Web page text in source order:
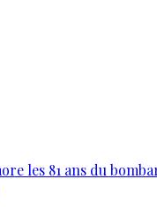
les 81 ans du